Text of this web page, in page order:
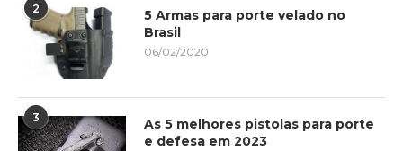
2
5 Armas para porte velado no
Brasil
06/02/2020
3
As 5 melhores pistolas para porte
e defesa em 2023